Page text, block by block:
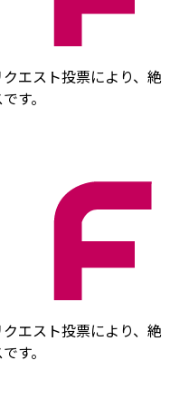
エスト投票により、絶
す。
エスト投票により、絶
す。